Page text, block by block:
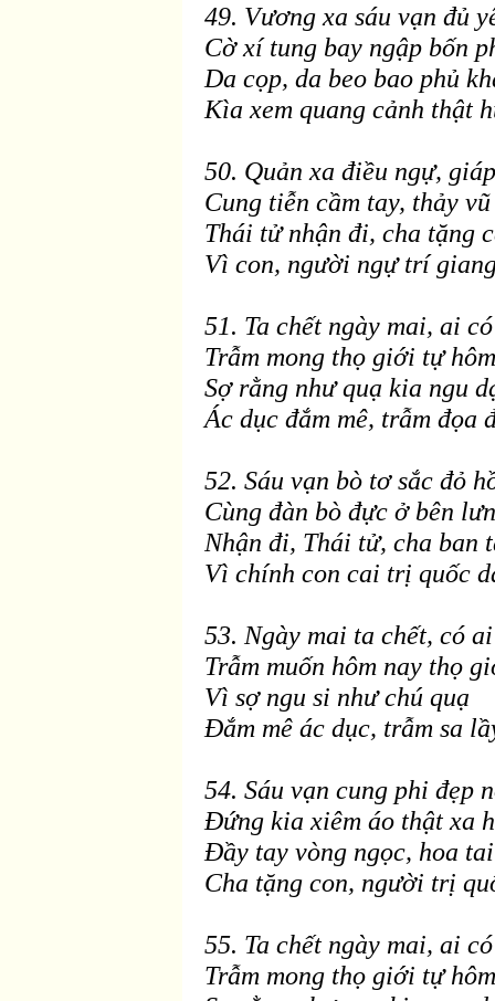
49. Vương xa sáu vạn đủ y
Cờ xí tung bay ngập bốn
Da cọp, da beo bao phủ
Kìa xem quang cảnh thật
50. Quản xa điều ngự,
Cung tiễn cầm tay, thảy
Thái tử nhận đi, cha tặng
Vì con, người ngự trí
51. Ta chết ngày mai, ai
Trẫm mong thọ giới tự
Sợ rằng như quạ kia ngu
Ác dục đắm mê, trẫm đọa
52. Sáu vạn bò tơ sắc đỏ
Cùng đàn bò đực ở bên
Nhận đi, Thái tử, cha ban
Vì chính con cai trị quốc
53. Ngày mai ta chết, có
Trẫm muốn hôm nay thọ
Vì sợ ngu si như chú quạ
Ðắm mê ác dục, trẫm sa
54. Sáu vạn cung phi đẹp n
Ðứng kia xiêm áo thật xa
Ðầy tay vòng ngọc, hoa
Cha tặng con, người trị
55. Ta chết ngày mai, ai
Trẫm mong thọ giới tự